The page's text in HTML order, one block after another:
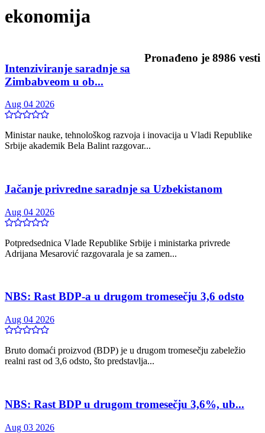
ekonomija
Pronađeno je 8986 vesti
Intenziviranje saradnje sa
Zimbabveom u ob...
Aug 04 2026
Ministar nauke, tehnološkog razvoja i inovacija u Vladi Republike
Srbije akademik Bela Balint razgovar...
Jačanje privredne saradnje sa Uzbekistanom
Aug 04 2026
Potpredsednica Vlade Republike Srbije i ministarka privrede
Adrijana Mesarović razgovarala je sa zamen...
NBS: Rast BDP-a u drugom tromesečju 3,6 odsto
Aug 04 2026
Bruto domaći proizvod (BDP) je u drugom tromesečju zabeležio
realni rast od 3,6 odsto, što predstavlja...
NBS: Rast BDP u drugom tromesečju 3,6%, ub...
Aug 03 2026